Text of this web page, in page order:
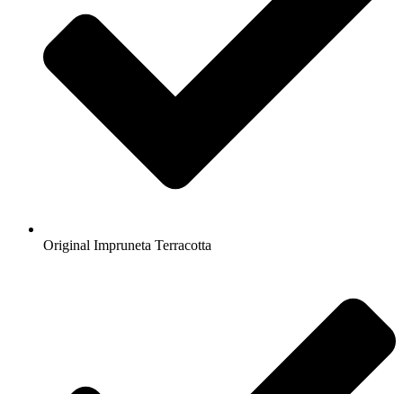
Original Impruneta Terracotta